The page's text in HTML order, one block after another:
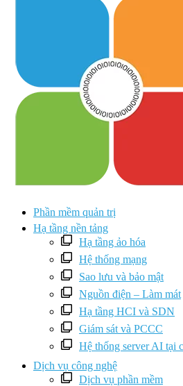
Phần mềm quản trị
Hạ tầng nền tảng
Hạ tầng ảo hóa
Hệ thống mạng
Sao lưu và bảo mật
Nguồn điện – Làm mát
Hạ tầng HCI và SDN
Giám sát và PCCC
Hệ thống server AI tại
Dịch vụ công nghệ
Dịch vụ phần mềm